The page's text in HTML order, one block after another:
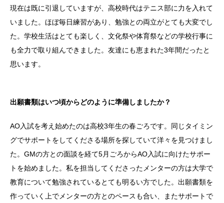
現在は既に引退していますが、高校時代はテニス部に力を入れて
いました。ほぼ毎日練習があり、勉強との両立がとても大変でし
た。学校生活はとても楽しく、文化祭や体育祭などの学校行事に
も全力で取り組んできました。友達にも恵まれた3年間だったと
思います。
出願書類はいつ頃からどのように準備しましたか？
AO入試を考え始めたのは高校3年生の春ごろです。同じタイミン
グでサポートをしてくださる場所を探していて洋々を見つけまし
た。GMの方との面談を経て5月ごろからAO入試に向けたサポー
トを始めました。私を担当してくださったメンターの方は大学で
教育について勉強されているとても明るい方でした。出願書類を
作っていく上でメンターの方とのペースも合い、またサポートで